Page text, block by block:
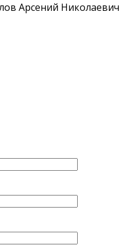
Арсений Николаевич